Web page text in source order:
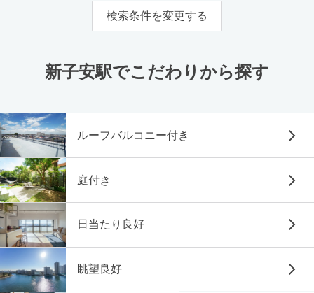
検索条件を変更する
新子安駅でこだわりから探す
ルーフバルコニー付き
庭付き
日当たり良好
眺望良好